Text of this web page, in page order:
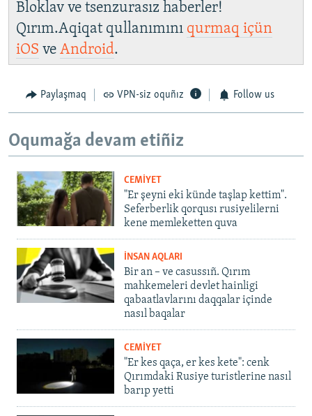
Bloklav ve tsenzurasız haberler!
Qırım.Aqiqat qullanımını qurmaq içün
iOS ve Android.
Paylaşmaq VPN-siz oquñız Follow us
Oqumağa devam etiñiz
CEMİYET
"Er şeyni eki künde taşlap kettim".
Seferberlik qorqusı rusiyelilerni
kene memleketten quva
İNSAN AQLARI
Bir an – ve casussıñ. Qırım
mahkemeleri devlet hainligi
qabaatlavlarını daqqalar içinde
nasıl baqalar
CEMİYET
"Er kes qaça, er kes kete": cenk
Qırımdaki Rusiye turistlerine nasıl
barıp yetti